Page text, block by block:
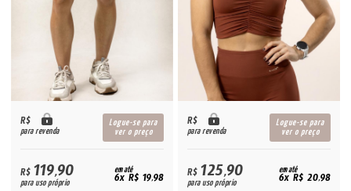
R$
para revenda
Logue-se para
ver o preço
R$119,90
para uso próprio
em até
6x R$ 19,98
R$
para revenda
Logue-se para
ver o preço
R$125,90
para uso próprio
em até
6x R$ 20,98